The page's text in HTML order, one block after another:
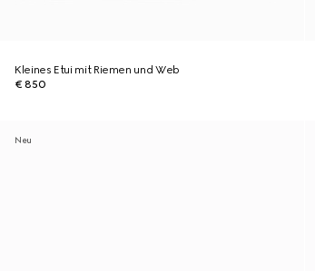
Kleines Etui mit Riemen und Web
€ 850
Neu